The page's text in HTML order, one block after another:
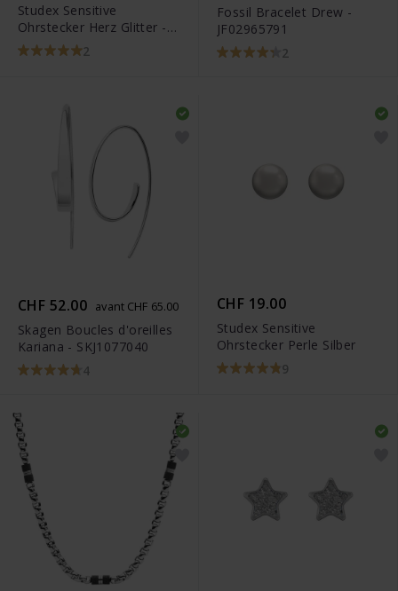
Studex Sensitive
Ohrstecker Herz Glitter -
STX-11178P2
Fossil Bracelet Drew -
JF02965791
2
CHF 52.00 avant CHF 65.00
Skagen Boucles d'oreilles
Kariana - SKJ1077040
4
CHF 19.00
Studex Sensitive
Ohrstecker Perle Silber
9